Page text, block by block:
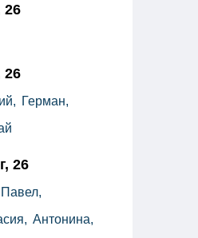
26
26
Герман,
26
Павел,
Антонина,